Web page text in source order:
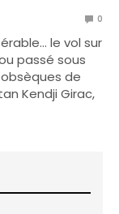
0
le vol sur
passé sous
obsèques de
Kendji Girac,